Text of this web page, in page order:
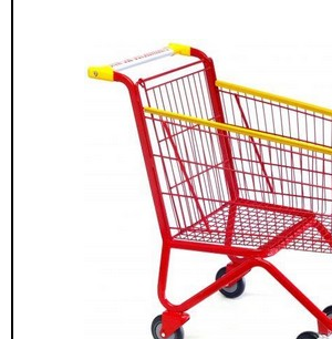
especializadas. Esse tipo de
garantir a...